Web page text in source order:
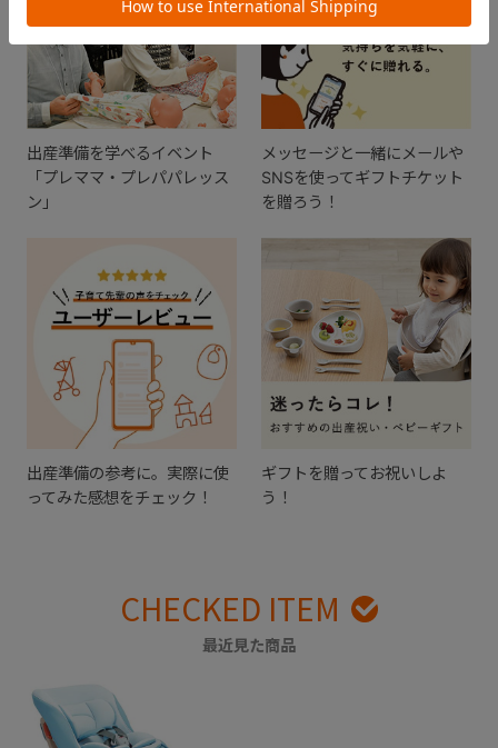
出産準備を学べるイベント
「プレママ・プレパパレッス
ン」
メッセージと一緒にメールや
SNSを使ってギフトチケット
を贈ろう！
出産準備の参考に。実際に使
ってみた感想をチェック！
ギフトを贈ってお祝いしよ
う！
CHECKED ITEM
最近見た商品